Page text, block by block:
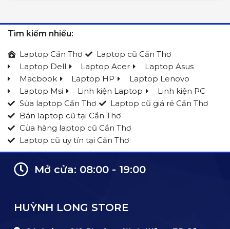
Tìm kiếm nhiều:
Laptop Cần Thơ
Laptop cũ Cần Thơ
Laptop Dell
Laptop Acer
Laptop Asus
Macbook
Laptop HP
Laptop Lenovo
Laptop Msi
Linh kiện Laptop
Linh kiện PC
Sửa laptop Cần Thơ
Laptop cũ giá rẻ Cần Thơ
Bán laptop cũ tại Cần Thơ
Cửa hàng laptop cũ Cần Thơ
Laptop cũ uy tín tại Cần Thơ
Mở cửa: 08:00 - 19:00
HUỲNH LONG STORE